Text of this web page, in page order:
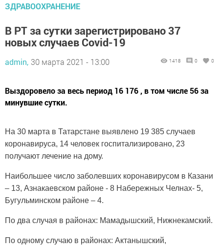
ЗДРАВООХРАНЕНИЕ
В РТ за сутки зарегистрировано 37
новых случаев Covid-19
admin, 30 марта 2021 - 13:00 1418 0 0
Выздоровело за весь период 16 176 , в том числе 56 за
минувшие сутки.
На 30 марта в Татарстане выявлено 19 385 случаев
коронавируса, 14 человек госпитализировано, 23
получают лечение на дому.
Наибольшее число заболевших коронавирусом в Казани
– 13, Азнакаевском районе - 8 Набережных Челнах- 5,
Бугульминском районе – 4.
По два случая в районах: Мамадышский, Нижнекамский.
По одному случаю в районах: Актанышский,